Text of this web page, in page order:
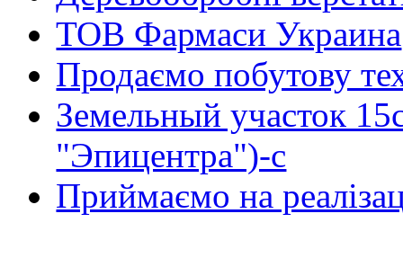
ТОВ Фармаси Украина
Продаємо побутову
Земельный участок
"Эпицентра")-с
Приймаємо на